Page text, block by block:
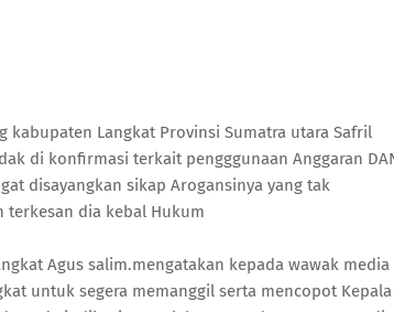
kabupaten Langkat Provinsi Sumatra utara Safril
di konfirmasi terkait pengggunaan Anggaran
disayangkan sikap Arogansinya yang tak
terkesan dia kebal Hukum
Agus salim.mengatakan kepada wawak media
untuk segera memanggil serta mencopot Kepala